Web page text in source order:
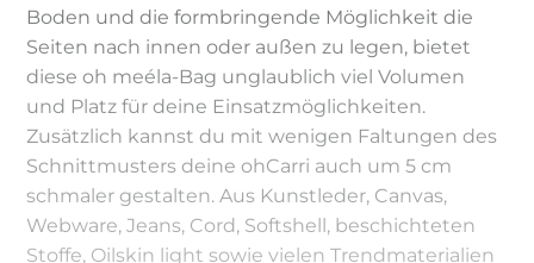
Boden und die formbringende Möglichkeit die
Seiten nach innen oder außen zu legen, bietet
diese oh meéla-Bag unglaublich viel Volumen
und Platz für deine Einsatzmöglichkeiten.
Zusätzlich kannst du mit wenigen Faltungen des
Schnittmusters deine ohCarri auch um 5 cm
schmaler gestalten. Aus Kunstleder, Canvas,
Webware, Jeans, Cord, Softshell, beschichteten
Stoffe, Oilskin light sowie vielen Trendmaterialien